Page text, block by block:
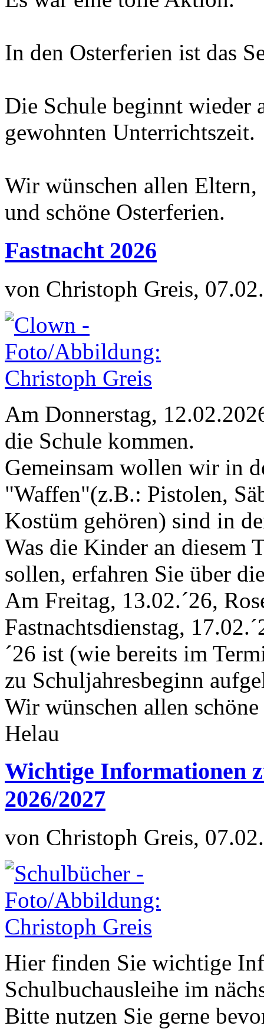
In den Osterferien ist das
Die Schule beginnt wieder
gewohnten Unterrichtszeit.
Wir wünschen allen
und schöne Osterferien.
Fastnacht 2026
von Christoph Greis,
Am Donnerstag,
die Schule kommen.
Gemeinsam wollen wir in
"Waffen"(z.B.: Pistolen,
Kostüm gehören) sind in
Was die Kinder an diesem
sollen, erfahren Sie über
Am Freitag, 13.02.´26,
Fastnachtsdienstag,
´26 ist (wie bereits im
zu Schuljahresbeginn
Wir wünschen allen schöne
Helau
Wichtige Informationen
2026/2027
von Christoph Greis,
Hier finden Sie wichtige
Schulbuchausleihe im
Bitte nutzen Sie gerne